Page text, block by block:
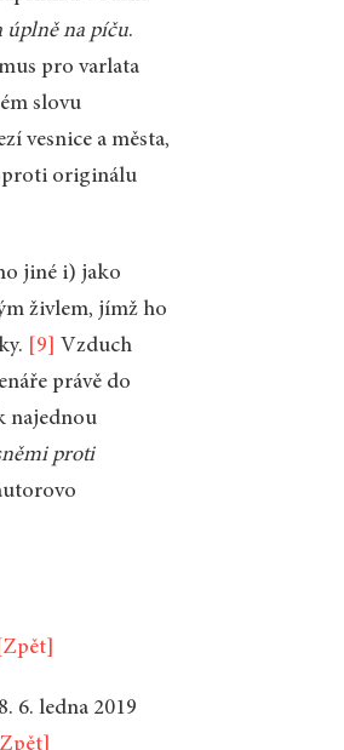
úplně na píču.
pro varlata
slovu
vesnice a města,
originálu
jiné i) jako
živlem, jímž ho
[9]
Vzduch
právě do
najednou
proti
[Zpět]
6. ledna 2019
[Zpět]